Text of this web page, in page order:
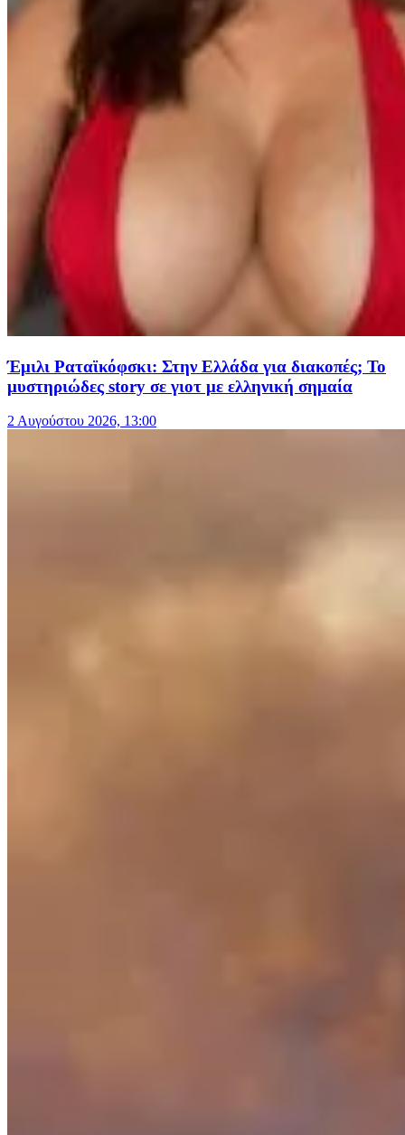
Έμιλι Ραταϊκόφσκι: Στην Ελλάδα για διακοπές; Το
μυστηριώδες story σε γιοτ με ελληνική σημαία
2 Αυγούστου 2026, 13:00